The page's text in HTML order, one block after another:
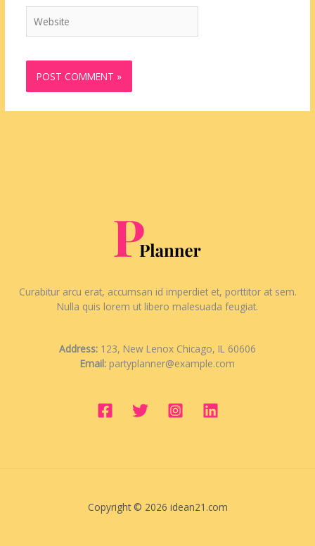
Curabitur arcu erat, accumsan id imperdiet et, porttitor at sem.
Nulla quis lorem ut libero malesuada feugiat.
Address: 123, New Lenox Chicago, IL 60606
Email: partyplanner@example.com
Copyright © 2026 idean21.com